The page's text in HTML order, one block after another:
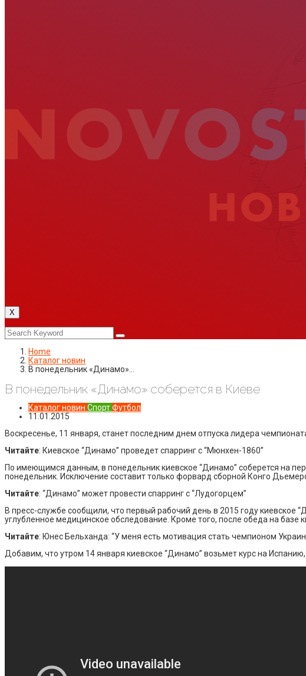
X
Home
Каталог новин
В понедельник «Динамо»…
В понедельник «Динамо» соберется в Киеве
Каталог новин СпортФутбол
11.01.2015
Воскресенье, 11 января, станет последним днем отпуска лидера
Читайте: Киевское “Динамо” проведет спарринг с “Мюнхен-1860”
По имеющимся данным, в понедельник киевское “Динамо” соберется на
понедельник. Исключение составит только форвард сборной Конго
Читайте: “Динамо” может провести спарринг с “Лудогорцем”
В пресс-службе сообщили, что первый рабочий день в 2015 году киевское
углубленное медицинское обследование. Кроме того, после обеда на базе
Читайте: Юнес Бельханда: “У меня есть мотивация стать чемпионом
Добавим, что утром 14 января киевское “Динамо” возьмет курс на